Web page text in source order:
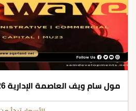
مول سام ويف العاصمة الإدارية Mall Sam Wave 2026